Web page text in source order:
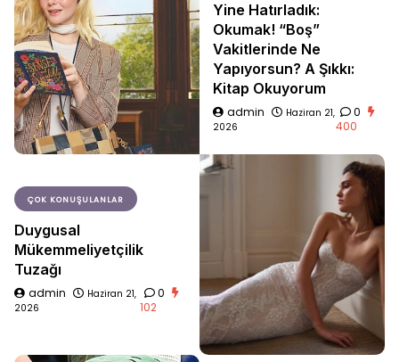
Yine Hatırladık:
Okumak! “Boş”
Vakitlerinde Ne
Yapıyorsun? A Şıkkı:
Kitap Okuyorum
admin
Haziran 21,
2026
0
400
ÇOK KONUŞULANLAR
Duygusal
Mükemmeliyetçilik
Tuzağı
admin
Haziran 21,
2026
0
102